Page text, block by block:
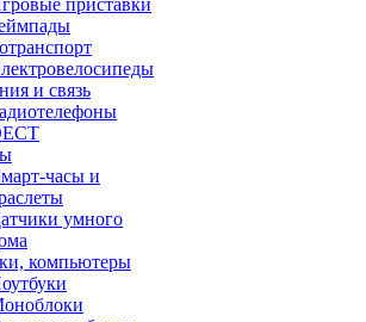
приставки
и связь
часы и
умного
компьютеры